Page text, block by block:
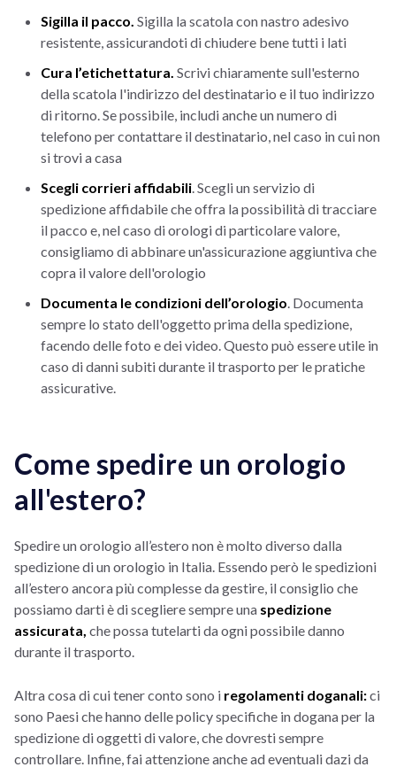
Sigilla il pacco. Sigilla la scatola con nastro adesivo
resistente, assicurandoti di chiudere bene tutti i lati
Cura l’etichettatura. Scrivi chiaramente sull'esterno
della scatola l'indirizzo del destinatario e il tuo indirizzo
di ritorno. Se possibile, includi anche un numero di
telefono per contattare il destinatario, nel caso in cui non
si trovi a casa
Scegli corrieri affidabili . Scegli un servizio di
spedizione affidabile che offra la possibilità di tracciare
il pacco e, nel caso di orologi di particolare valore,
consigliamo di abbinare un'assicurazione aggiuntiva che
copra il valore dell'orologio
Documenta le condizioni dell’orologio . Documenta
sempre lo stato dell'oggetto prima della spedizione,
facendo delle foto e dei video. Questo può essere utile in
caso di danni subiti durante il trasporto per le pratiche
assicurative.
Come spedire un orologio
all'estero?
Spedire un orologio all’estero non è molto diverso dalla
spedizione di un orologio in Italia. Essendo però le spedizioni
all’estero ancora più complesse da gestire, il consiglio che
possiamo darti è di scegliere sempre una spedizione
assicurata, che possa tutelarti da ogni possibile danno
durante il trasporto.
Altra cosa di cui tener conto sono i regolamenti doganali:ci
sono Paesi che hanno delle policy specifiche in dogana per la
spedizione di oggetti di valore, che dovresti sempre
controllare. Infine, fai attenzione anche ad eventuali dazi da